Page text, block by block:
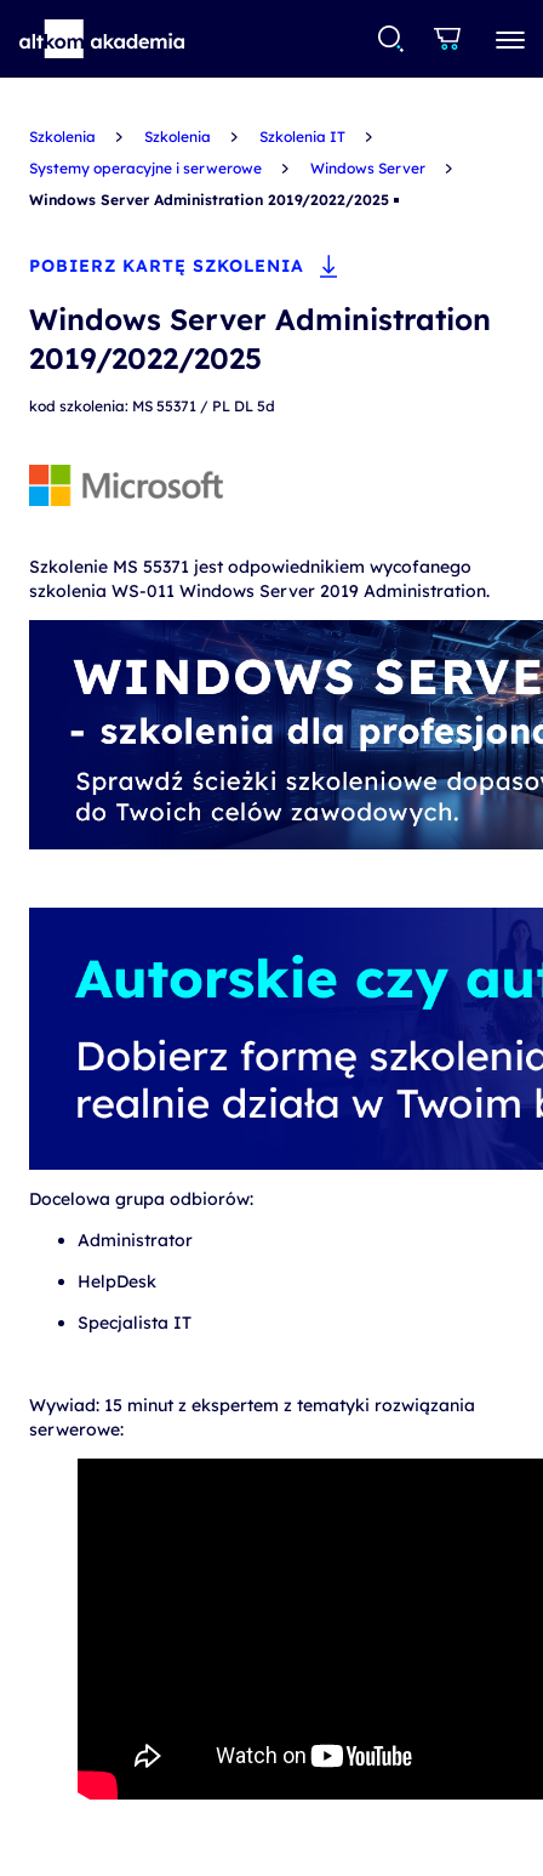
Szkolenia Szkolenia
Szkolenia IT
Systemy operacyjne i serwerowe
Windows Server
Windows Server Administration 2019/2022/2025
POBIERZ KARTĘ SZKOLENIA
Windows Server Administration
2019/2022/2025
kod szkolenia: MS 55371 / PL DL 5d
Szkolenie MS 55371 jest odpowiednikiem wycofanego
szkolenia WS-011 Windows Server 2019 Administration.
Docelowa grupa odbiorów:
Administrator
HelpDesk
Specjalista IT
Wywiad: 15 minut z ekspertem z tematyki rozwiązania
serwerowe: